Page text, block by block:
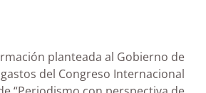
planteada al Gobierno de
del Congreso Internacional